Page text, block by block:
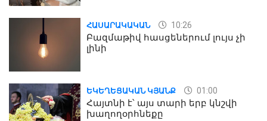
ՀԱՍԱՐԱԿԱԿԱՆ 10:26
Բազմաթիվ հասցեներում լույս չի
լինի
ԵԿԵՂԵՑԱԿԱՆ ԿՅԱՆՔ 01:00
Հայտնի է՝ այս տարի երբ կնշվի
խաղողօրհնեքը